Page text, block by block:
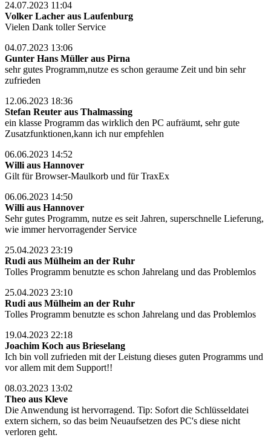
24.07.2023 11:04
Volker Lacher aus Laufenburg
Vielen Dank toller Service
04.07.2023 13:06
Gunter Hans Müller aus Pirna
sehr gutes Programm,nutze es schon geraume Zeit und bin sehr
zufrieden
12.06.2023 18:36
Stefan Reuter aus Thalmassing
ein klasse Programm das wirklich den PC aufräumt, sehr gute
Zusatzfunktionen,kann ich nur empfehlen
06.06.2023 14:52
Willi aus Hannover
Gilt für Browser-Maulkorb und für TraxEx
06.06.2023 14:50
Willi aus Hannover
Sehr gutes Programm, nutze es seit Jahren, superschnelle Lieferung,
wie immer hervorragender Service
25.04.2023 23:19
Rudi aus Mülheim an der Ruhr
Tolles Programm benutzte es schon Jahrelang und das Problemlos
25.04.2023 23:10
Rudi aus Mülheim an der Ruhr
Tolles Programm benutzte es schon Jahrelang und das Problemlos
19.04.2023 22:18
Joachim Koch aus Brieselang
Ich bin voll zufrieden mit der Leistung dieses guten Programms und
vor allem mit dem Support!!
08.03.2023 13:02
Theo aus Kleve
Die Anwendung ist hervorragend. Tip: Sofort die Schlüsseldatei
extern sichern, so das beim Neuaufsetzen des PC's diese nicht
verloren geht.